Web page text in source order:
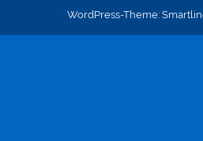
WordPress-Theme: